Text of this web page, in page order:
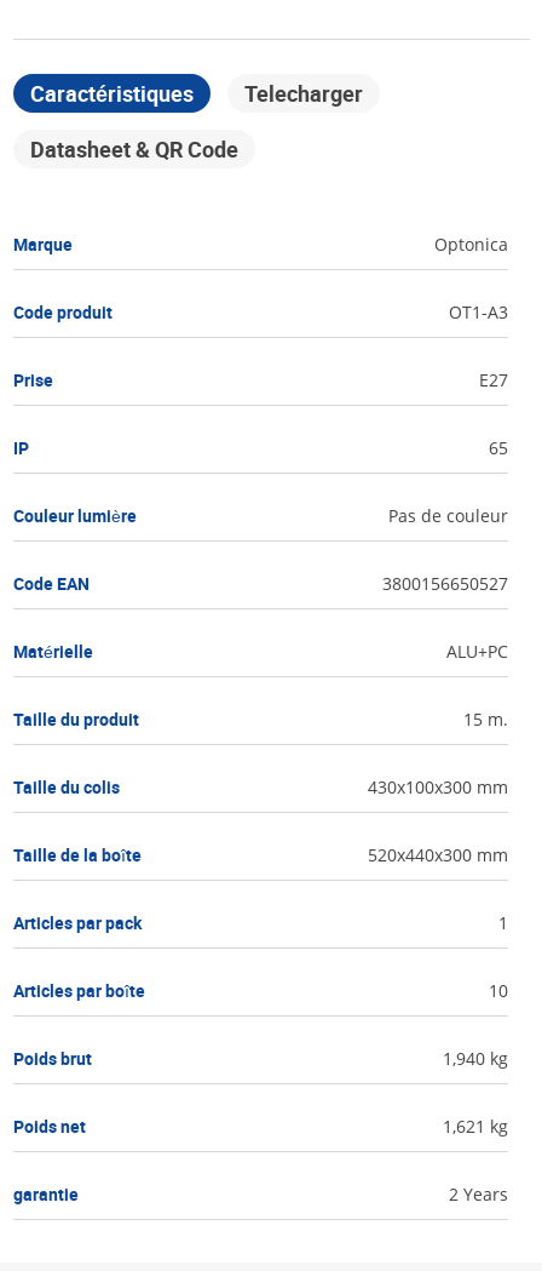
Caractéristiques
Telecharger
Datasheet & QR Code
Marque Optonica
Code produit OT1-A3
Prise E27
IP 65
Couleur lumière Pas de couleur
Code EAN 3800156650527
Matérielle ALU+PC
Taille du produit 15 m.
Taille du colis 430x100x300 mm
Taille de la boîte 520x440x300 mm
Articles par pack 1
Articles par boîte 10
Poids brut 1,940 kg
Poids net 1,621 kg
garantie 2 Years